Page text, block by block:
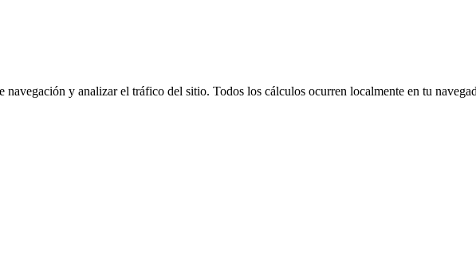
navegación y analizar el tráfico del sitio. Todos los cálculos ocurren localmente en tu